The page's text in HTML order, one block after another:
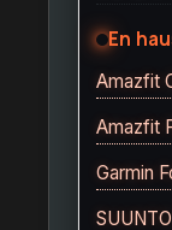
En
Amazfit
Amazfit
Garmin